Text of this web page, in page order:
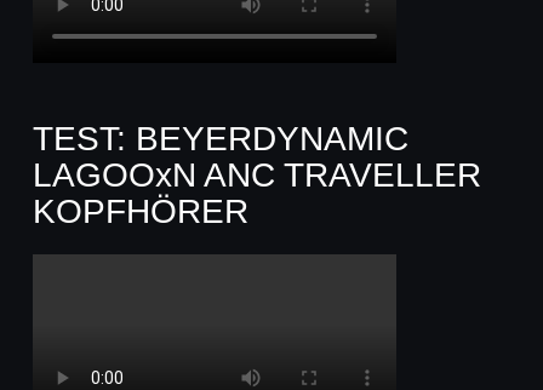
TEST: BEYERDYNAMIC
LAGOOxN ANC TRAVELLER
KOPFHÖRER